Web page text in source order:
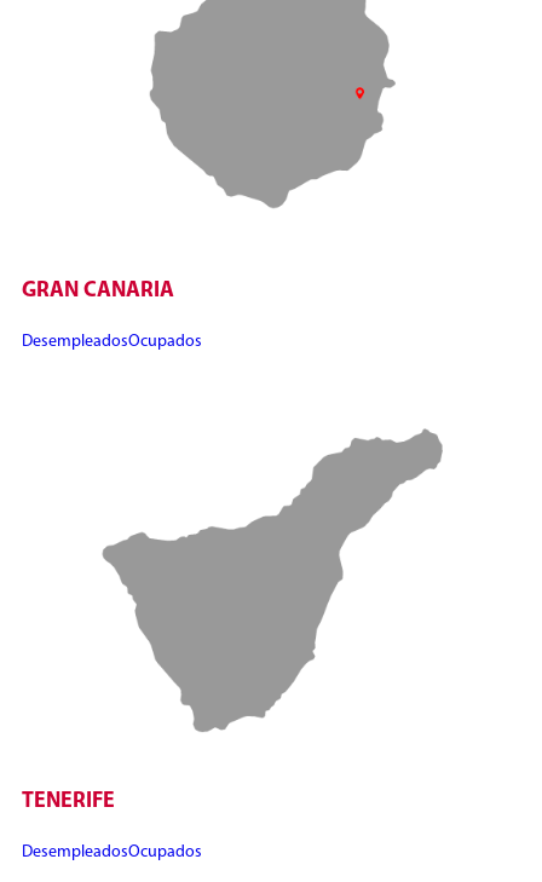
GRAN CANARIA
DesempleadosOcupados
TENERIFE
DesempleadosOcupados